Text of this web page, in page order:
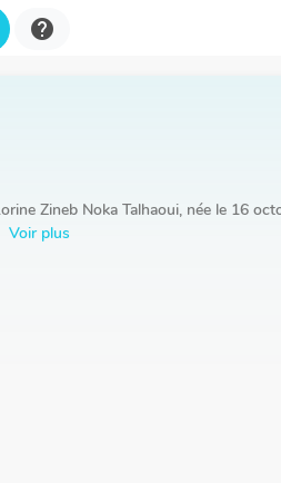
help
Zineb Noka Talhaoui, née le 16
Voir plus